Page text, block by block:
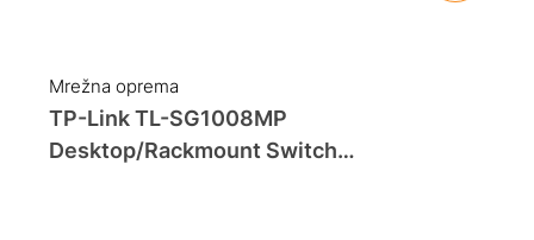
Mrežna oprema
TP-Link TL-SG1008MP
Desktop/Rackmount Switch